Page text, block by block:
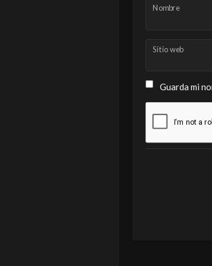
Nombre
Sitio web
Guarda mi